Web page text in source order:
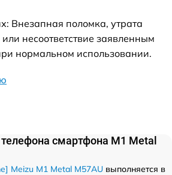
Внезапная поломка, утрата
несоответствие заявленным
нормальном использовании.
смартфона M1 Metal
Meizu M1 Metal M57AU выполняется в